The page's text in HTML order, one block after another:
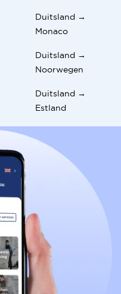
Duitsland →
Monaco
Duitsland →
Noorwegen
Duitsland →
Estland